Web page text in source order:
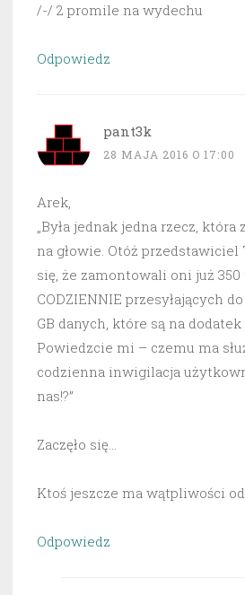
/-/ 2 promile na wydechu
Odpowiedz
pant3k
28 MAJA 2016 O 17:00
Arek,
„Była jednak jedna rzecz, która
na głowie. Otóż przedstawiciel
się, że zamontowali oni już
CODZIENNIE przesyłających
GB danych, które są na
Powiedzcie mi – czemu ma
codzienna inwigilacja
nas!?”
Zaczęło się…
Ktoś jeszcze ma wątpliwości
Odpowiedz